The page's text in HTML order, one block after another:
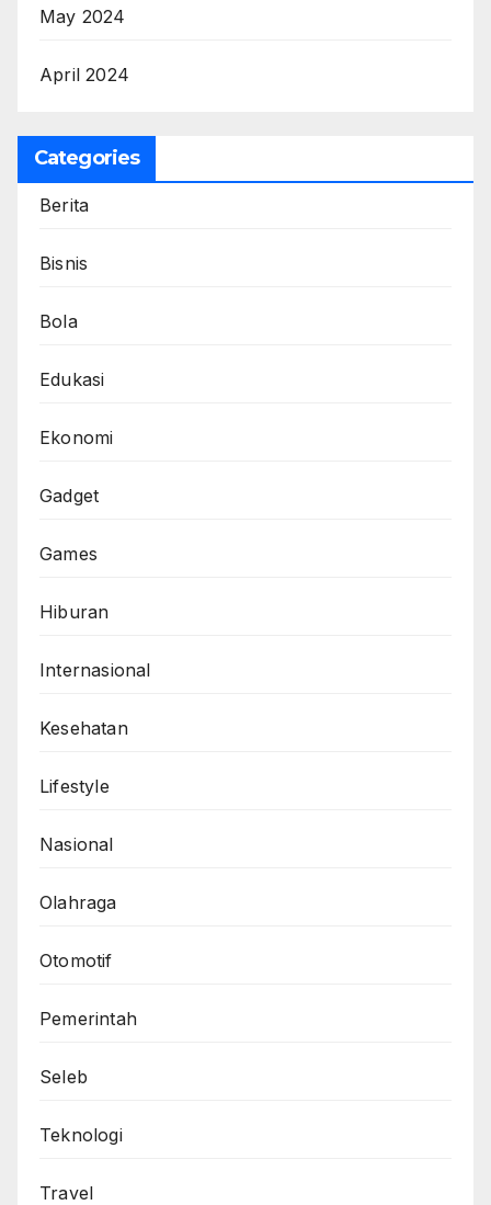
May 2024
April 2024
Categories
Berita
Bisnis
Bola
Edukasi
Ekonomi
Gadget
Games
Hiburan
Internasional
Kesehatan
Lifestyle
Nasional
Olahraga
Otomotif
Pemerintah
Seleb
Teknologi
Travel